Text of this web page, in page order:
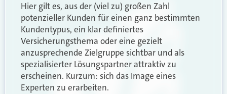
Hier gilt es, aus der (viel zu) großen Zahl
potenzieller Kunden für einen ganz bestimmten
Kundentypus, ein klar definiertes
Versicherungsthema oder eine gezielt
anzusprechende Zielgruppe sichtbar und als
spezialisierter Lösungspartner attraktiv zu
erscheinen. Kurzum: sich das Image eines
Experten zu erarbeiten.